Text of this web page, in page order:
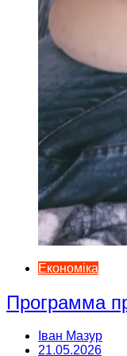
Економіка
Программа
Іван Мазур
21.05.2026